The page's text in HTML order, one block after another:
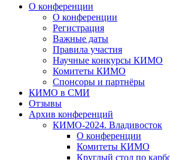
О конференции
О конференции
Регистрация
Важные даты
Правила участия
Научные конкурсы КИМО
Комитеты КИМО
Спонсоры и партнёры
КИМО в СМИ
Отзывы
Архив конференций
КИМО-2024. Владивосток
О конференции
Комитеты КИМО
Круглый стол по